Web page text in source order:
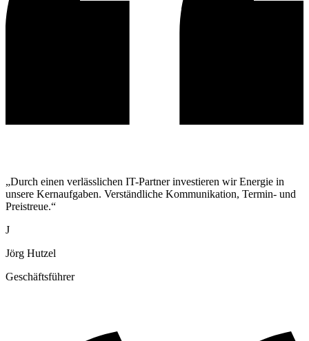
„Durch einen verlässlichen IT-Partner investieren wir Energie in
unsere Kernaufgaben. Verständliche Kommunikation, Termin- und
Preistreue.“
J
Jörg Hutzel
Geschäftsführer